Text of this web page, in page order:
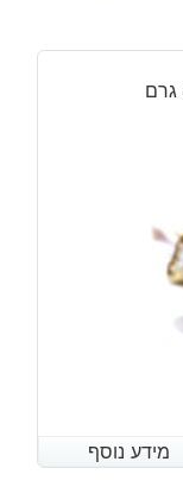
מידע נוסף
מידע נוסף